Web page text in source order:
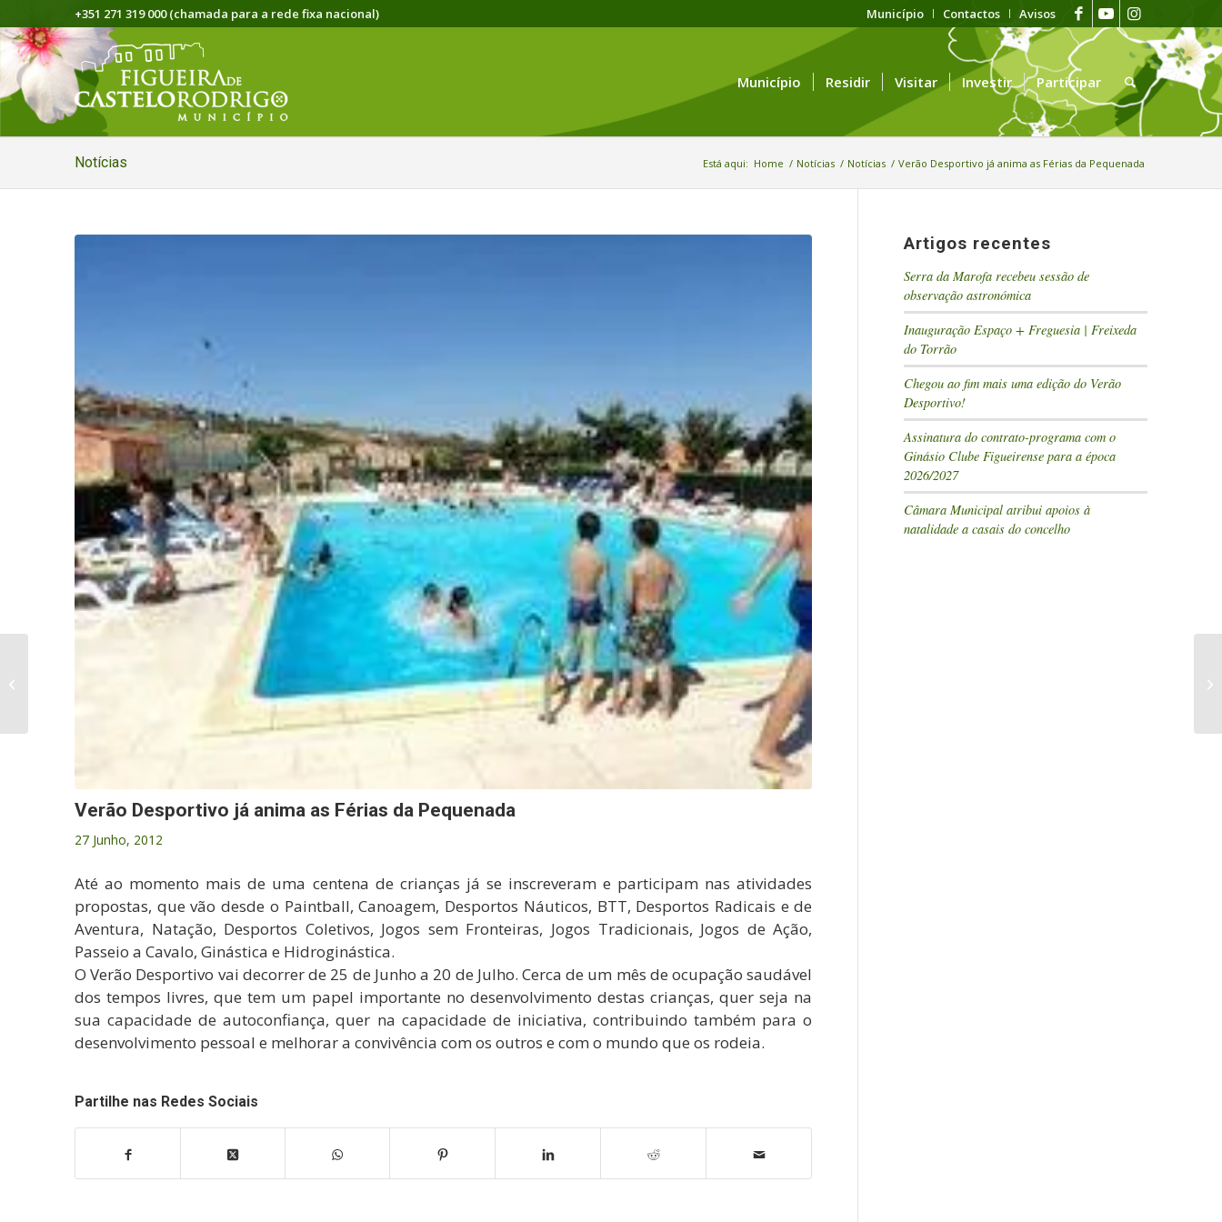
Município Contactos Avisos
+351 271 319 000 (chamada para a rede fixa nacional)
Município Residir Visitar Investir Participar
Notícias Está aqui: Home / Notícias / Notícias / Verão Desportivo já anima as Férias da Pequenada
Verão Desportivo já anima as Férias da Pequenada
27 Junho, 2012
Até ao momento mais de uma centena de crianças já se inscreveram e participam nas atividades
propostas, que vão desde o Paintball, Canoagem, Desportos Náuticos, BTT, Desportos Radicais e de
Aventura, Natação, Desportos Coletivos, Jogos sem Fronteiras, Jogos Tradicionais, Jogos de Ação,
Passeio a Cavalo, Ginástica e Hidroginástica.
O Verão Desportivo vai decorrer de 25 de Junho a 20 de Julho. Cerca de um mês de ocupação saudável
dos tempos livres, que tem um papel importante no desenvolvimento destas crianças, quer seja na
sua capacidade de autoconfiança, quer na capacidade de iniciativa, contribuindo também para o
desenvolvimento pessoal e melhorar a convivência com os outros e com o mundo que os rodeia.
Partilhe nas Redes Sociais
Artigos recentes
Serra da Marofa recebeu sessão de
observação astronómica
Inauguração Espaço + Freguesia | Freixeda
do Torrão
Chegou ao fim mais uma edição do Verão
Desportivo!
Assinatura do contrato-programa com o
Ginásio Clube Figueirense para a época
2026/2027
Câmara Municipal atribui apoios à
natalidade a casais do concelho